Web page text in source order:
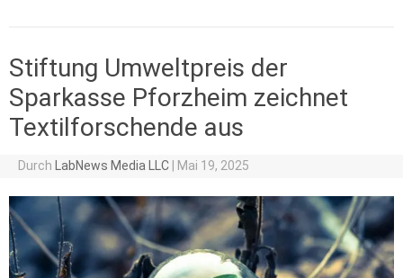
Stiftung Umweltpreis der
Sparkasse Pforzheim zeichnet
Textilforschende aus
Durch LabNews Media LLC Mai 19, 2025